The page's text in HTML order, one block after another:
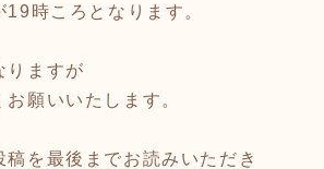
時ころとなります。
りますが
願いいたします。
稿を最後までお読みいただき